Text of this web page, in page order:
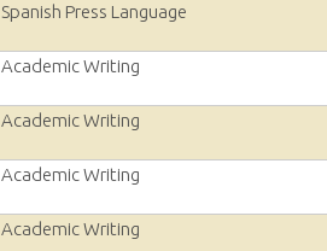
Spanish Press Language
Academic Writing
Academic Writing
Academic Writing
Academic Writing